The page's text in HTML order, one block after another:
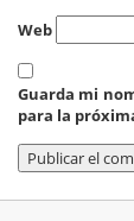
Web
Guarda mi
para la